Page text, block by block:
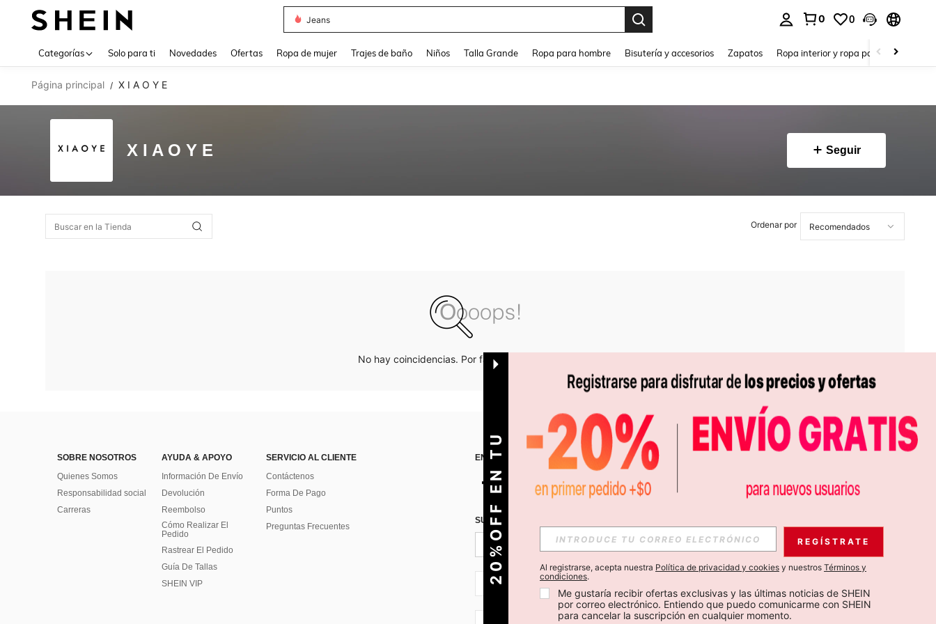
Dazy
0 0
Categorías Solo para ti Novedades Ofertas Ropa de mujer Trajes de baño Niños Talla Grande Ropa para hombre Bisutería y accesorios Zapatos Ropa interior y ropa para dormir
Página principal / X I A O Y E
X I A O Y E Seguir
Ordenar por
No hay coincidencias. Por favor inténtalo de nuevo.
SOBRE NOSOTROS
Quienes Somos
Responsabilidad social
Carreras
AYUDA & APOYO
Información De Envío
Devolución
Reembolso
Cómo Realizar El
Pedido
Rastrear El Pedido
Guía De Tallas
SHEIN VIP
SERVICIO AL CLIENTE
Contáctenos
Forma De Pago
Puntos
Preguntas Frecuentes
ENCUÉNTRANOS EN APP
SUSCRÍBETE PARA RECIBIR OFERTAS EXCLUSIVAS, PROMOCIONES Y NOTICIAS DE SHEIN
Suscribir
CL + 56
2
0
%
O
F
F
E
N
T
U
P
R
I
M
E
R
P
E
D
I
D REGÍSTRATE
Al registrarse, acepta nuestra Política de privacidad y cookies y nuestros Términos y
condiciones.
Me gustaría recibir ofertas exclusivas y las últimas noticias de SHEIN
por correo electrónico. Entiendo que puedo comunicarme con SHEIN
para cancelar la suscripción en cualquier momento.